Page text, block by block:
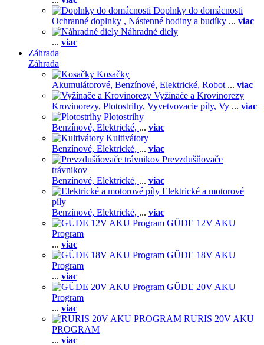
Doplnky do domácnosti
Ochranné doplnky , Nástenné hodiny a budíky ... viac
Náhradné diely
... viac
Záhrada
Záhrada
Kosačky
Akumulátorové, Benzínové, Elektrické, Robot ... viac
Vyžínače a Krovinorezy
Krovinorezy, Plotostrihy, Vyvetvovacie píly, Vy ... viac
Plotostrihy
Benzínové, Elektrické, ... viac
Kultivátory
Benzínové, Elektrické, ... viac
Prevzdušňovače
trávnikov
Benzínové, Elektrické, ... viac
Elektrické a motorové
píly
Benzínové, Elektrické, ... viac
GÜDE 12V AKU
Program
... viac
GÜDE 18V AKU
Program
... viac
GÜDE 20V AKU
Program
... viac
RURIS 20V AKU
PROGRAM
... viac